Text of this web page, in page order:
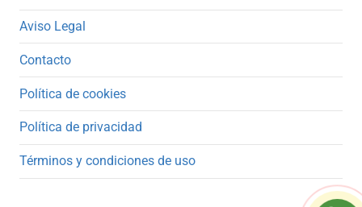
Aviso Legal
Contacto
Política de cookies
Política de privacidad
Términos y condiciones de uso